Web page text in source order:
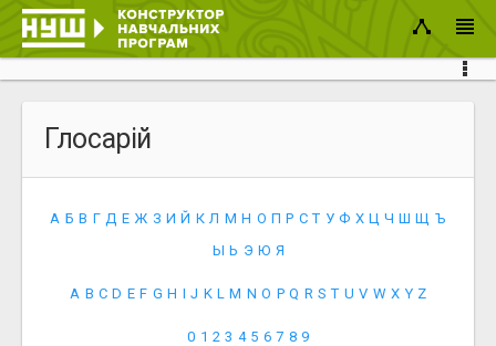
Глосарій
А Б В Г Д Е Ж З И Й К Л М Н О П Р С Т У Ф Х Ц Ч Ш Щ Ъ
Ы Ь Э Ю Я
A B C D E F G H I J K L M N O P Q R S T U V W X Y Z
0 1 2 3 4 5 6 7 8 9